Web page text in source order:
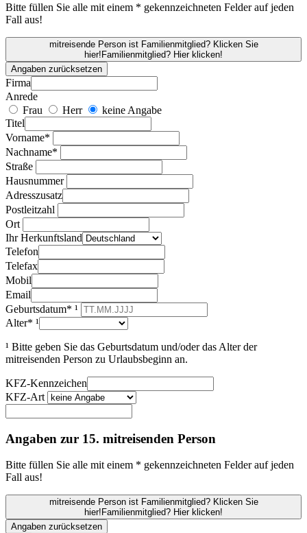
Bitte füllen Sie alle mit einem * gekennzeichneten Felder auf jeden
Fall aus!
mitreisende Person ist Familienmitglied? Klicken Sie
hier! Familienmitglied? Hier klicken!
Angaben zurücksetzen
Firma
Anrede
Frau
Herr
keine Angabe
Titel
Vorname*
Nachname*
Straße
Hausnummer
Adresszusatz
Postleitzahl
Ort
Ihr Herkunftsland
Telefon
Telefax
Mobil
Email
Geburtsdatum* ¹
Alter* ¹
¹ Bitte geben Sie das Geburtsdatum und/oder das Alter der
mitreisenden Person zu Urlaubsbeginn an.
KFZ-Kennzeichen
KFZ-Art
Angaben zur 15. mitreisenden Person
Bitte füllen Sie alle mit einem * gekennzeichneten Felder auf jeden
Fall aus!
mitreisende Person ist Familienmitglied? Klicken Sie
hier! Familienmitglied? Hier klicken!
Angaben zurücksetzen